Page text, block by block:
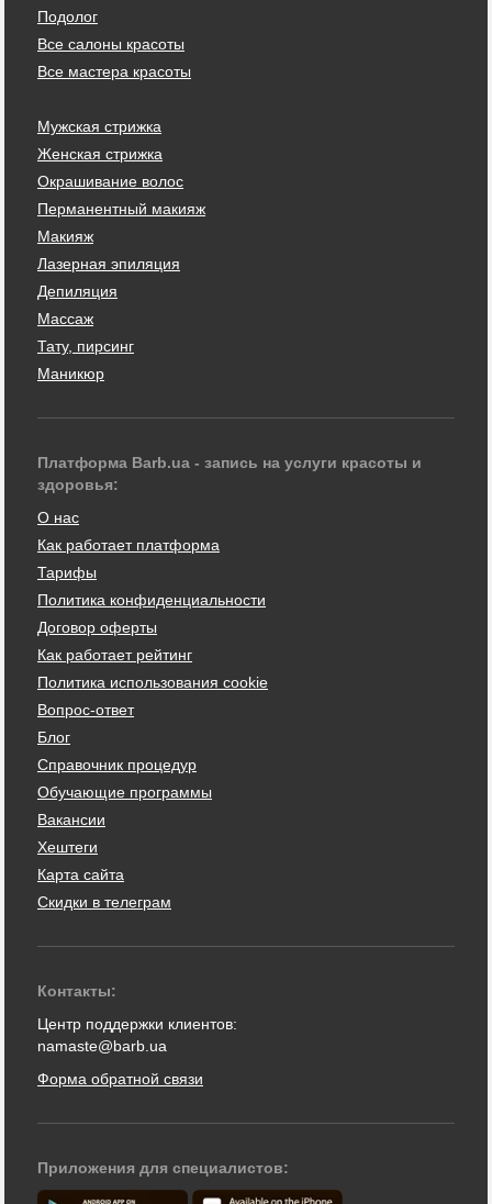
Подолог
Все салоны красоты
Все мастера красоты
Мужская стрижка
Женская стрижка
Окрашивание волос
Перманентный макияж
Макияж
Лазерная эпиляция
Депиляция
Массаж
Тату, пирсинг
Маникюр
Платформа Barb.ua - запись на услуги красоты и
здоровья:
О нас
Как работает платформа
Тарифы
Политика конфиденциальности
Договор оферты
Как работает рейтинг
Политика использования cookie
Вопрос-ответ
Блог
Справочник процедур
Обучающие программы
Вакансии
Хештеги
Карта сайта
Скидки в телеграм
Контакты:
Центр поддержки клиентов:
namaste@barb.ua
Форма обратной связи
Приложения для специалистов: